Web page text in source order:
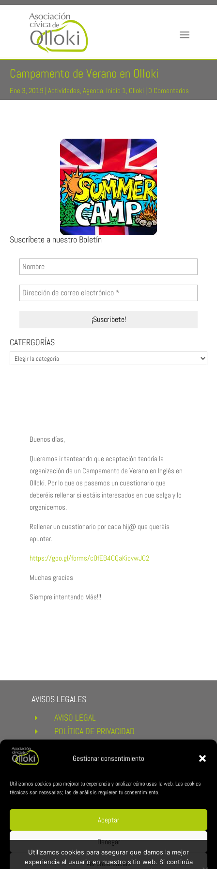
Gestionar consentimiento
Utilizamos cookies para mejorar tu experiencia y analizar cómo usas la web. Las cookies
técnicas son necesarias; las de análisis requieren tu consentimiento.
Aceptar
Denegar
Ver preferencias
Campamento de Verano en Olloki
Ene 3, 2019 Actividades, Agenda, Inicio 1, Olloki 0 Comentarios
Suscríbete a nuestro Boletín
CATERGORÍAS
CATERGORÍAS
Buenos días,
Queremos ir tanteando que aceptación tendría la
organización de un Campamento de Verano en Inglés en
Olloki. Por lo que os pasamos un cuestionario que
deberéis rellenar si estáis interesados en que salga y lo
organicemos.
Rellenar un cuestionario por cada hij@ que queráis
apuntar.
https://goo.gl/forms/cOfEB4CQaKiovwJO2
Muchas gracias
Siempre intentando Más!!!
AVISOS LEGALES
E AVISO LEGAL
E POLÍTICA DE PRIVACIDAD
E CONDICIONES DE COMPRA Y
ENLACES DE INTERÉS
AYUNTAMIENTO DE ESTERIBAR
ZUBILAN
Utilizamos cookies para asegurar que damos la mejor
experiencia al usuario en nuestro sitio web. Si continúa